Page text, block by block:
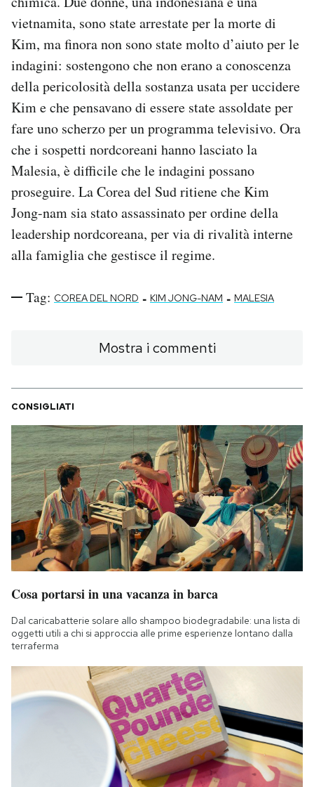
vietnamita, sono state arrestate per la morte di
Kim, ma finora non sono state molto d’aiuto per le
indagini: sostengono che non erano a conoscenza
della pericolosità della sostanza usata per uccidere
Kim e che pensavano di essere state assoldate per
fare uno scherzo per un programma televisivo. Ora
che i sospetti nordcoreani hanno lasciato la
Malesia, è difficile che le indagini possano
proseguire. La Corea del Sud ritiene che Kim
Jong-nam sia stato assassinato per ordine della
leadership nordcoreana, per via di rivalità interne
alla famiglia che gestisce il regime.
Tag: COREA DEL NORD - KIM JONG-NAM - MALESIA
Mostra i commenti
CONSIGLIATI
Cosa portarsi in una vacanza in barca
Dal caricabatterie solare allo shampoo biodegradabile: una lista di
oggetti utili a chi si approccia alle prime esperienze lontano dalla
terraferma